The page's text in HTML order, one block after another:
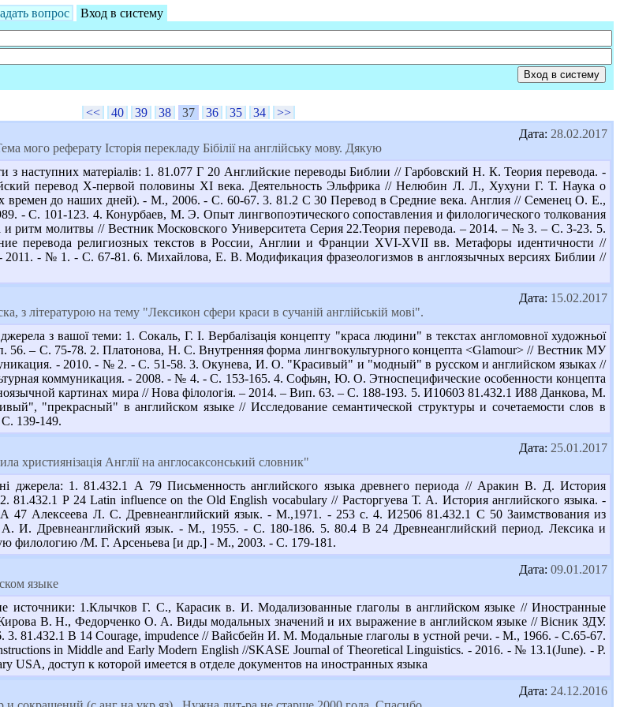
вопрос
Вход в систему
<< 40 39 38 37 36 35 34
>>
Дата: 28.02.2017
мого реферату Історія перекладу Бібілії на англійську мову. Дякую
з наступних матеріалів: 1. 81.077 Г 20 Английские переводы Библии // Гарбовский Н. К. Теория перевода. -
перевод Х-первой половины ХI века. Деятельность Эльфрика // Нелюбин Л. Л., Хухуни Г. Т. Наука о
времен до наших дней). - М., 2006. - С. 60-67. 3. 81.2 С 30 Перевод в Средние века. Англия // Семенец О. Е.,
- С. 101-123. 4. Конурбаев, М. Э. Опыт лингвопоэтического сопоставления и филологического толкования
и ритм молитвы // Вестник Московского Университета Серия 22.Теория перевода. – 2014. – № 3. – С. 3-23. 5.
перевода религиозных текстов в России, Англии и Франции XVI-XVII вв. Метафоры идентичности //
- № 1. - С. 67-81. 6. Михайлова, Е. В. Модификация фразеологизмов в англоязычных версиях Библии //
Дата: 15.02.2017
з літературою на тему "Лексикон сфери краси в сучаній англійській мові".
з вашої теми: 1. Сокаль, Г. І. Вербалізація концепту "краса людини" в текстах англомовної художньої
56. – С. 75-78. 2. Платонова, Н. С. Внутренняя форма лингвокультурного концепта <Glamour> // Вестник МУ
- 2010. - № 2. - С. 51-58. 3. Окунева, И. О. "Красивый" и "модный" в русском и английском языках //
коммуникация. - 2008. - № 4. - С. 153-165. 4. Софьян, Ю. О. Этноспецифические особенности концепта
картинах мира // Нова філологія. – 2014. – Вип. 63. – С. 188-193. 5. И10603 81.432.1 И88 Данкова, М.
"прекрасный" в английском языке // Исследование семантической структуры и сочетаемости слов в
139-149.
Дата: 25.01.2017
християнізація Англії на англосаксонський словник"
джерела: 1. 81.432.1 А 79 Письменность английского языка древнего периода // Аракин В. Д. История
81.432.1 Р 24 Latin influence on the Old English vocabulary // Расторгуева Т. А. История английского языка. -
Алексеева Л. С. Древнеанглийский язык. - М.,1971. - 253 с. 4. И2506 81.432.1 С 50 Заимствования из
А. И. Древнеанглийский язык. - М., 1955. - С. 180-186. 5. 80.4 В 24 Древнеанглийский период. Лексика и
филологию /М. Г. Арсеньева [и др.] - М., 2003. - С. 179-181.
Дата: 09.01.2017
языке
источники: 1.Клычков Г. С., Карасик в. И. Модализованные глаголы в английском языке // Иностранные
В. Н., Федорченко О. А. Виды модальных значений и их выражение в английском языке // Вісник ЗДУ.
3. 81.432.1 В 14 Courage, impudence // Вайсбейн И. М. Модальные глаголы в устной речи. - М., 1966. - С.65-67.
in Middle and Early Modern English //SKASE Journal of Theoretical Linguistics. - 2016. - № 13.1(June). - P.
USA, доступ к которой имеется в отделе документов на иностранных языка
Дата: 24.12.2016